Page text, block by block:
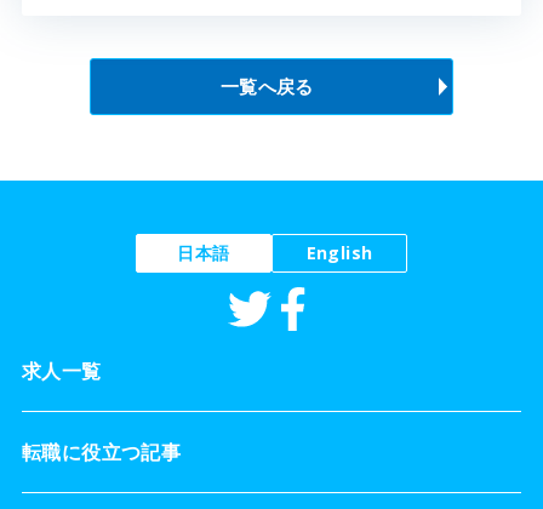
一覧へ戻る
日本語 English
求人一覧
転職に役立つ記事